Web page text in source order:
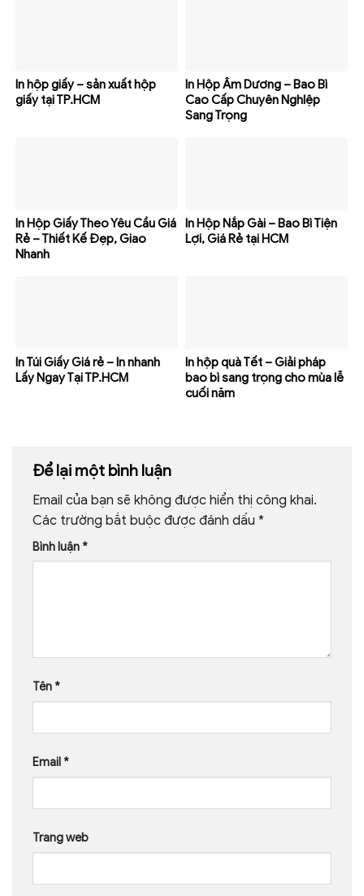
In hộp giấy – sản xuất hộp
giấy tại TP.HCM
In Hộp Âm Dương – Bao Bì
Cao Cấp Chuyên NghIệp
Sang Trọng
In Hộp Giấy Theo Yêu Cầu Giá
Rẻ – Thiết Kế Đẹp, Giao
Nhanh
In Hộp Nắp Gài – Bao Bì Tiện
Lợi, Giá Rẻ tại HCM
In Túi Giấy Giá rẻ – In nhanh
Lấy Ngay Tại TP.HCM
In hộp quà Tết – Giải pháp
bao bì sang trọng cho mùa lễ
cuối năm
Để lại một bình luận
Email của bạn sẽ không được hiển thị công khai.
Các trường bắt buộc được đánh dấu *
Bình luận *
Tên *
Email *
Trang web